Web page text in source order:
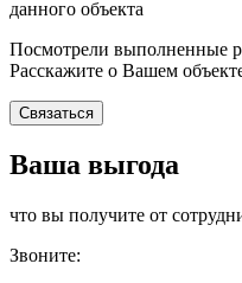
данного объекта
Посмотрели выполненные
Расскажите о Вашем
Связаться
Ваша выгода
что вы получите от
Звоните: